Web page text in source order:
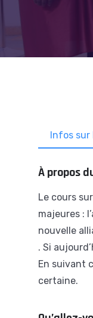
Infos sur
À propos
Le cours
majeures :
nouvelle
. Si
En suivant
certaine.